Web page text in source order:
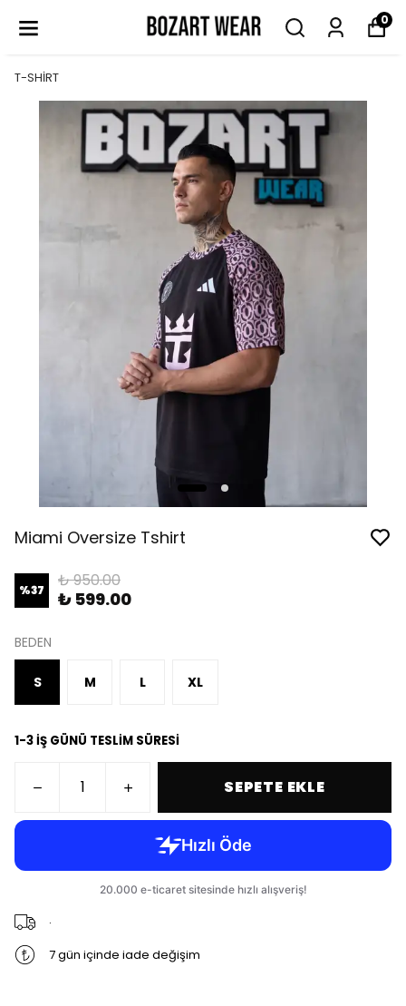
0
T-SHİRT
Miami Oversize Tshirt
%37 ₺ 950.00
₺ 599.00
BEDEN
S M L XL
1-3 İŞ GÜNÜ TESLİM SÜRESİ
SEPETE EKLE
.
7 gün içinde iade değişim